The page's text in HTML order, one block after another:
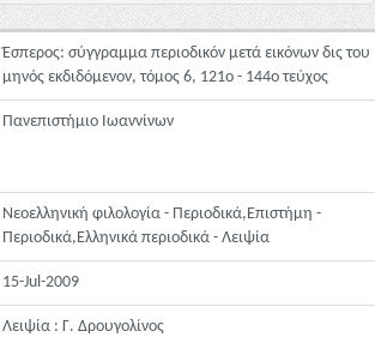
Έσπερος: σύγγραμμα περιοδικόν μετά εικόνων δις του
μηνός εκδιδόμενον, τόμος 6, 121ο - 144ο τεύχος
Πανεπιστήμιο Ιωαννίνων
Νεοελληνική φιλολογία - Περιοδικά,Επιστήμη -
Περιοδικά,Ελληνικά περιοδικά - Λειψία
15-Jul-2009
Λειψία : Γ. Δρουγολίνος